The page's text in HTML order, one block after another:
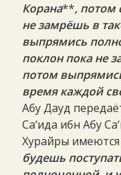
Корана**, потом
не замрёшь в
выпрямись
поклон пока не
потом
время каждой
Абу Дауд
Са‘ида ибн Абу
Хурайры
будешь